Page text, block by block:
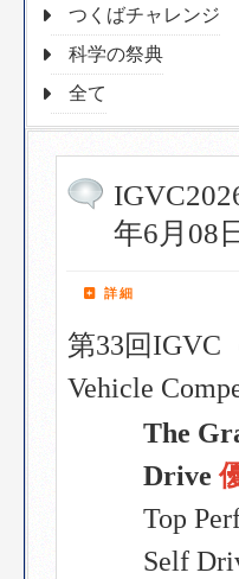
つくばチャレンジ
科学の祭典
全て
年6月08
詳細
第33回IGVC
Vehicle
The
Drive
Top
Self